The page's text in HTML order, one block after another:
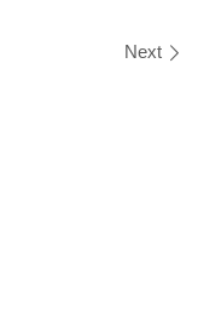
Next